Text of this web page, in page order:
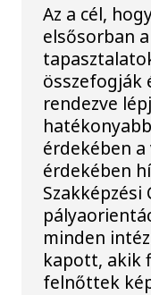
Az a cél,
elsősorban
összefogják
rendezve
érdekében
érdekében
Szakképzési
minden
kapott, akik
felnőttek